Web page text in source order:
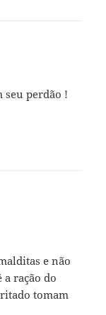
seu perdão !
e não
a ração do
tomam